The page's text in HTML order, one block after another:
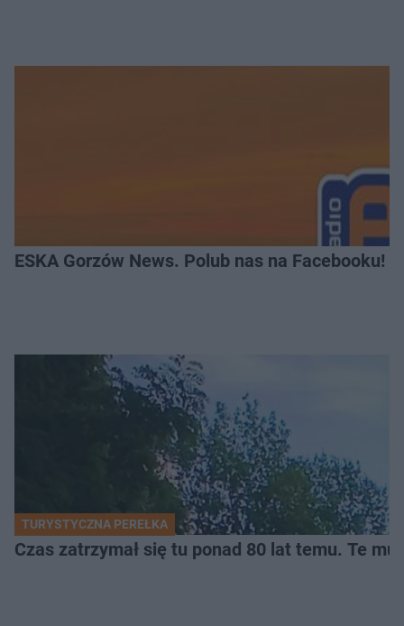
ESKA Gorzów News. Polub nas na Facebooku!
TURYSTYCZNA PEREŁKA
Czas zatrzymał się tu ponad 80 lat temu. Te